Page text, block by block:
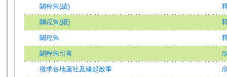
闢程朱(續)
闢程朱(續)
闢程朱
闢程朱引言
徵求各地蓮社及緣起啟事